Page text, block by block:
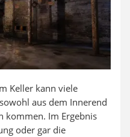
Keller kann viele
aus dem Innerend
kommen. Im Ergebnis
oder gar die